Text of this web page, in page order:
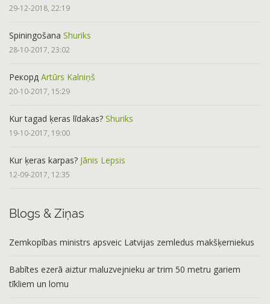
29-12-2018, 22:19
Spiningošana Shuriks
28-10-2017, 23:02
Рекорд Artūrs Kalniņš
20-10-2017, 15:29
Kur tagad ķeras līdakas? Shuriks
19-10-2017, 19:00
Kur ķeras karpas? Jānis Lepsis
12-09-2017, 12:35
Blogs & Ziņas
Zemkopības ministrs apsveic Latvijas zemledus makšķerniekus
Babītes ezerā aiztur maluzvejnieku ar trim 50 metru gariem
tīkliem un lomu